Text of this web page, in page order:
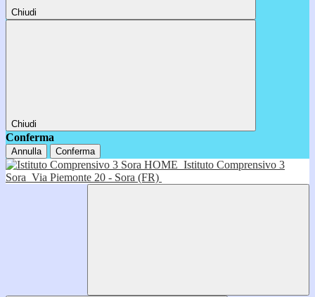
Chiudi
Chiudi
Conferma
Annulla Conferma
HOME Istituto Comprensivo 3
Sora Via Piemonte 20 - Sora (FR)